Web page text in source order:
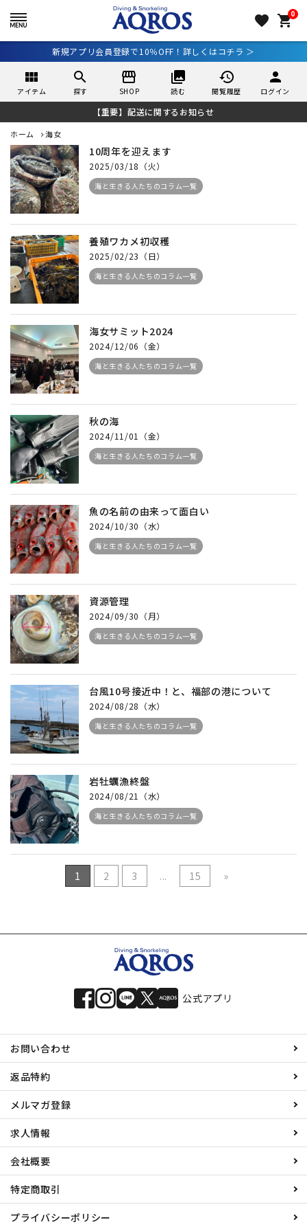
favorite 0
shopping_cart
新規アプリ会員登録で10％OFF！詳しくはコチラ ＞
view_module
アイテム
search
探す
storefront
SHOP
collections
読む
history
閲覧履歴
person
ログイン
【重要】配送に関するお知らせ
ホーム 海女
10周年を迎えます
2025/03/18（火）
海と生きる人たちのコラム一覧
養殖ワカメ初収穫
2025/02/23（日）
海と生きる人たちのコラム一覧
海女サミット2024
2024/12/06（金）
海と生きる人たちのコラム一覧
秋の海
2024/11/01（金）
海と生きる人たちのコラム一覧
魚の名前の由来って面白い
2024/10/30（水）
海と生きる人たちのコラム一覧
資源管理
2024/09/30（月）
海と生きる人たちのコラム一覧
台風10号接近中！と、福部の港について
2024/08/28（水）
海と生きる人たちのコラム一覧
岩牡蠣漁終盤
2024/08/21（水）
海と生きる人たちのコラム一覧
1 2 3 ... 15 »
公式アプリ
お問い合わせ
返品特約
メルマガ登録
求人情報
会社概要
特定商取引
プライバシーポリシー